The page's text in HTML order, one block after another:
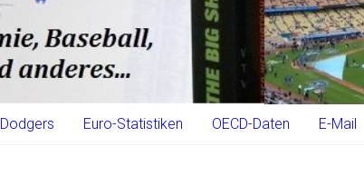
Dodgers Euro-Statistiken OECD-Daten E-Mail